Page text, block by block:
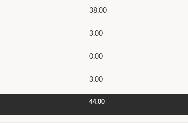
38.00
3.00
0.00
3.00
44.00